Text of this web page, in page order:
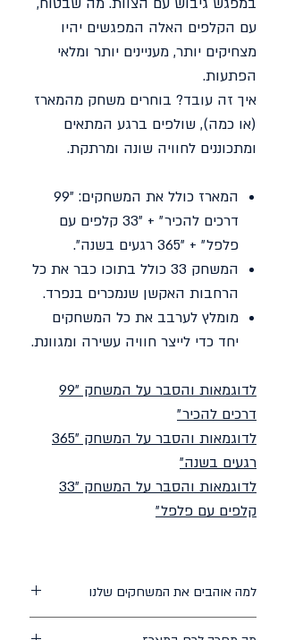
עם הקלפים האלה המפגשים יהיו
מצחיקים יותר, מעניינים יותר ומלאי
הפתעות.
איך זה עובד? בוחרים משחק מהמארז
(או כמה), שולפים ברגע המתאים
ומתכוננים לחוויה שונה ומרתקת.
המארז כולל את המשחקים: ״99
דרכים להכיר״ + ״33 קלפים עם
פלפל״ + ״365 רגעים בשנה״.
המשחק 33 כולל בתוכו כבר את כל
הרחבות האקשן שנמכרים בנפרד.
מומלץ לערבב את כל המשחקים
יחד כדי לייצר חוויה עשירה ומגוונת.
לדוגמאות והסבר על המשחק ״99
דרכים להכיר״
לדוגמאות והסבר על המשחק ״365
רגעים בשנה״
לדוגמאות והסבר על המשחק ״33
קלפים עם פלפל״
למה אוהבים את המשחקים שלנו